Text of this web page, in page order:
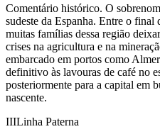
Comentário histórico. O
sudeste da Espanha. Entre o
muitas famílias dessa região
crises na agricultura e na
embarcado em portos como
definitivo às lavouras de café no
posteriormente para a capital em
nascente.
IIILinha Paterna